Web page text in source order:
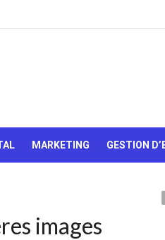
chocolats…
MARKETING GESTION
images